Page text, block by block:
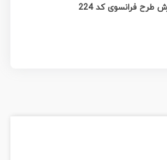
طرح فرانسوی کد 224